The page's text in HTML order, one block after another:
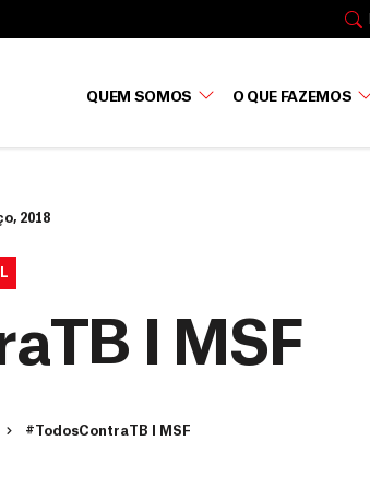
QUEM SOMOS O QUE FAZEMOS
2018
I MSF
#TodosContraTB I MSF